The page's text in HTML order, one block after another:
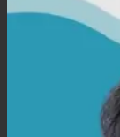
ลูกค้า
ค้นหาประกั